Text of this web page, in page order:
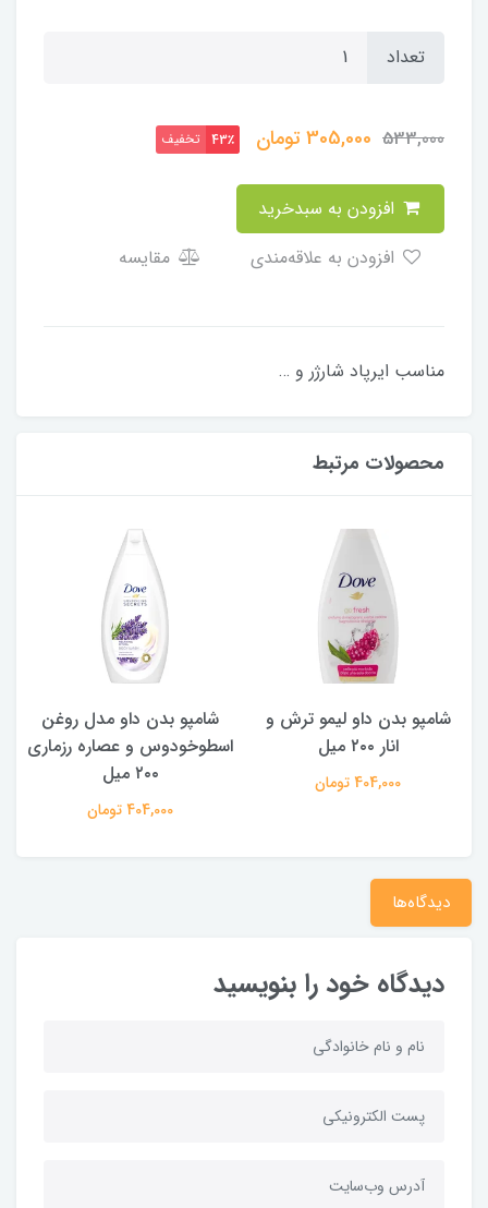
تعداد
533,000
305,000تومان 43٪ تخفیف
مقایسه
مناسب ایرپاد شارژر و …
محصولات مرتبط
شامپو بدن داو لیمو ترش و
انار ۲۰۰ میل
404,000 تومان
شامپو بدن ‌داو مدل روغن
اسطوخودوس و عصاره رزماری
۲۰۰ میل
404,000 تومان
دیدگاه‌ها
دیدگاه خود را بنویسید